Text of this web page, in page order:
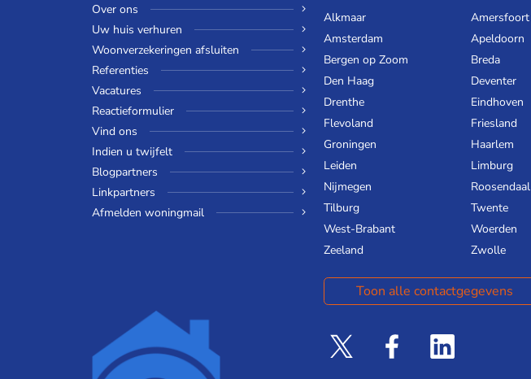
Over ons
Uw huis verhuren
Woonverzekeringen afsluiten
Referenties
Vacatures
Reactieformulier
Vind ons
Indien u twijfelt
Blogpartners
Linkpartners
Afmelden woningmail
Alkmaar Amersfoort
Amsterdam
Apeldoorn
Bergen op Zoom
Breda
Den Haag
Deventer
Drenthe
Eindhoven
Flevoland
Friesland
Groningen
Haarlem
Leiden
Limburg
Nijmegen
Roosendaal
Tilburg
Twente
West-Brabant
Woerden
Zeeland
Zwolle
Toon alle contactgegevens